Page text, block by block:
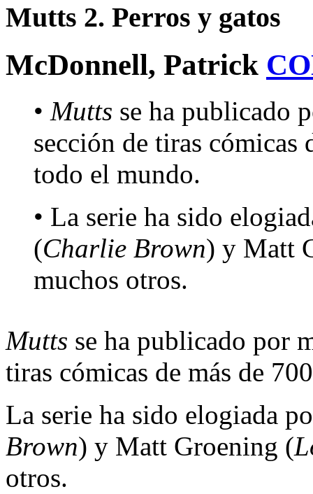
Mutts 2. Perros y gatos
McDonnell, Patrick
• Mutts se ha publicado
sección de tiras cómicas
todo el mundo.
• La serie ha sido
(Charlie Brown) y Matt
muchos otros.
Mutts se ha publicado por
tiras cómicas de más de
La serie ha sido elogiada
Brown) y Matt Groening (
otros.